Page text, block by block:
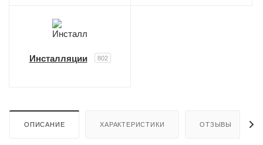
Инсталляции 802
ОПИСАНИЕ ХАРАКТЕРИСТИКИ ОТЗЫВЫ